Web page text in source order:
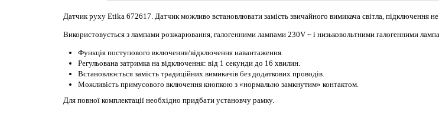
Датчик руху Etika 672617. Датчик можливо встановлювати замість звичайного вимикача світла, підключення
Використовується з лампами розжарювання, галогенними лампами 230V ~ і низьковольтними галогенними
Функція поступового включення/відключення навантаження.
Регульована затримка на відключення: від 1 секунди до 16 хвилин.
Встановлюється замість традиційних вимикачів без додаткових проводів.
Можливість примусового включення кнопкою з «нормально замкнутим» контактом.
Для повної комплектації необхідно придбати установчу рамку.